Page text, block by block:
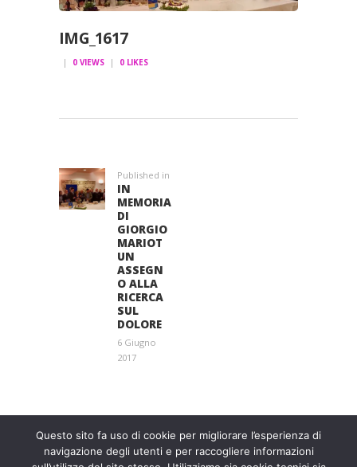
IMG_1617
0 VIEWS 0 LIKES
Published in
IN
MEMORIA
DI
GIORGIO
MARIOT
UN
ASSEGN
O ALLA
RICERCA
SUL
DOLORE
6 Giugno
2017
Questo sito fa uso di cookie per migliorare l’esperienza di
navigazione degli utenti e per raccogliere informazioni